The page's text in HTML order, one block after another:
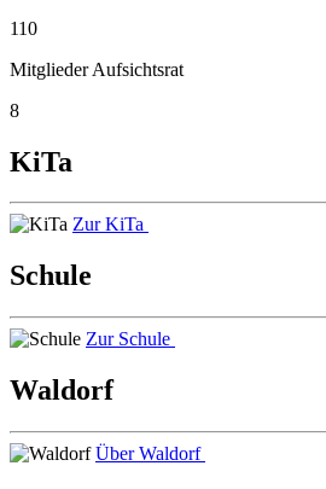
110
Mitglieder Aufsichtsrat
8
KiTa
Zur KiTa
Schule
Zur Schule
Waldorf
Über Waldorf